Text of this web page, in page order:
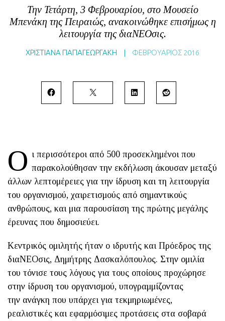
ABOUT
ΕΠΙΚΟΙΝΩΝΙΑ
Την Τετάρτη, 3 Φεβρουαρίου, στο Μουσείο
Μπενάκη της Πειραιώς, ανακοινώθηκε επισήμως η
λειτουργία της διαΝΕΟσις.
ΧΡΙΣΤΙΑΝΑ ΠΑΠΑΓΕΩΡΓΑΚΗ | ΦΕΒΡΟΥΆΡΙΟΣ 2016
Ο ι περισσότεροι από 500 προσεκλημένοι που
παρακολούθησαν την εκδήλωση άκουσαν μεταξύ
άλλων λεπτομέρειες για την ίδρυση και τη λειτουργία
του οργανισμού, χαιρετισμούς από σημαντικούς
ανθρώπους, και μια παρουσίαση της πρώτης μεγάλης
έρευνας που δημοσιεύει.
Κεντρικός ομιλητής ήταν ο ιδρυτής και Πρόεδρος της
διαΝΕΟσις, Δημήτρης Δασκαλόπουλος. Στην ομιλία
του τόνισε τους λόγους για τους οποίους προχώρησε
στην ίδρυση του οργανισμού, υπογραμμίζοντας
την ανάγκη που υπάρχει για τεκμηριωμένες,
ρεαλιστικές και εφαρμόσιμες προτάσεις στα σοβαρά